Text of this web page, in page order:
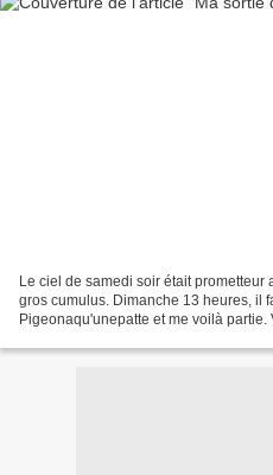
Le ciel de samedi soir était
gros cumulus. Dimanche 13 heures, il
Pigeonaqu'unepatte et me voilà